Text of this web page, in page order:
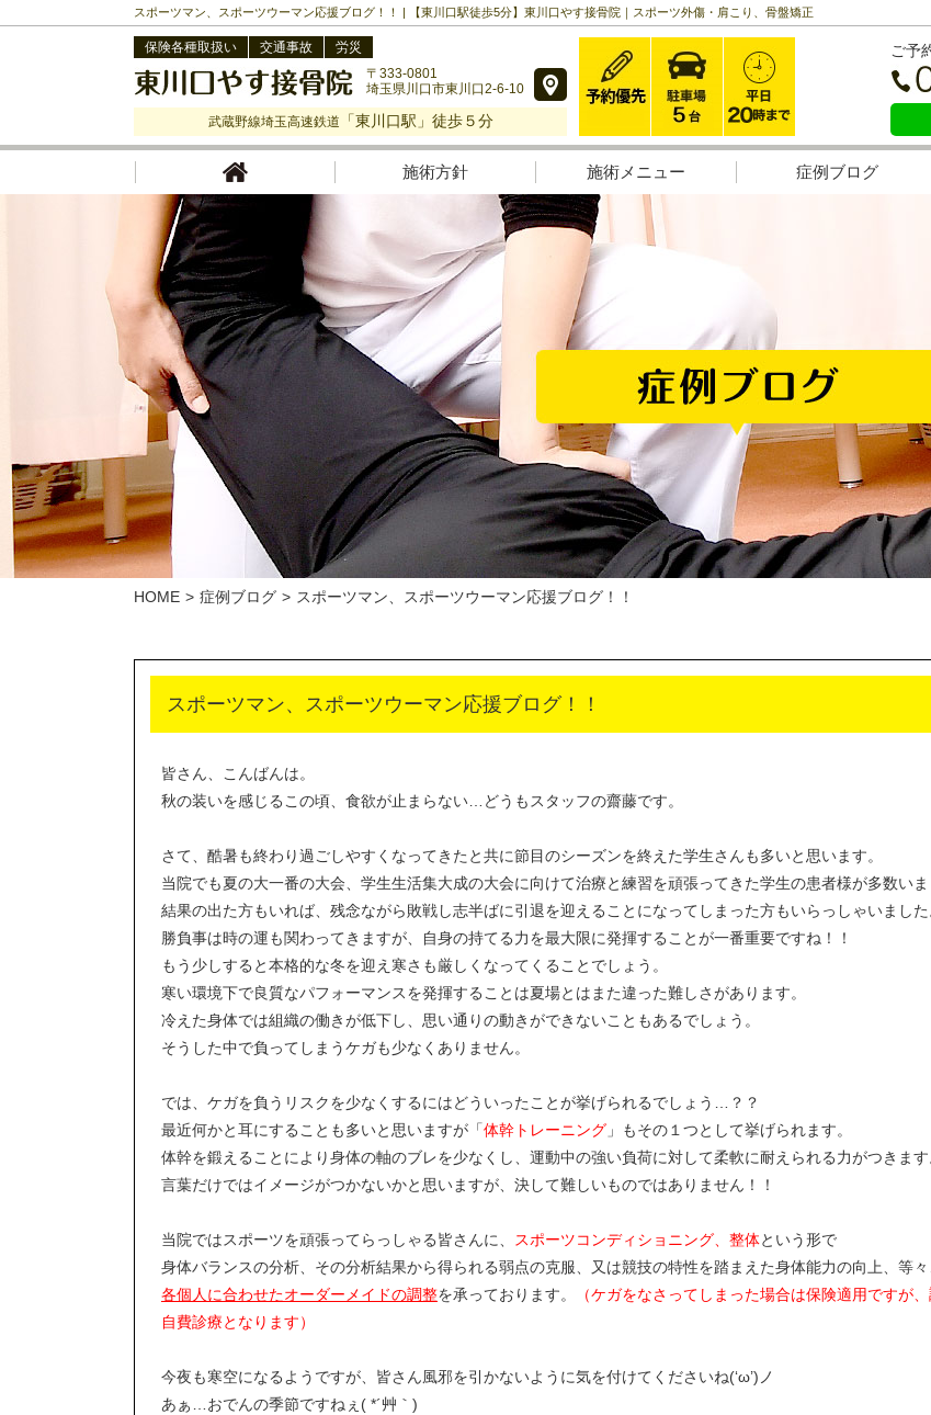
スポーツマン、スポーツウーマン応援ブログ！！ | 【東川口駅徒歩5分】東川口やす接骨院｜スポーツ外傷・肩こり、骨盤矯正
保険各種取扱い 交通事故
労災
〒333-0801
埼玉県川口市東川口2-6-10
武蔵野線埼玉高速鉄道 「東川口駅」徒歩５分
ご予
施術方針 施術メニュー 症例ブログ
HOME 症例ブログ スポーツマン、スポーツウーマン応援ブログ！！
スポーツマン、スポーツウーマン応援ブログ！！
皆さん、こんばんは。
秋の装いを感じるこの頃、食欲が止まらない…どうもスタッフの齋藤です。
さて、酷暑も終わり過ごしやすくなってきたと共に節目のシーズンを終えた学生さんも多いと思います。
当院でも夏の大一番の大会、学生生活集大成の大会に向けて治療と練習を頑張ってきた学生の患者様が多数いま
結果の出た方もいれば、残念ながら敗戦し志半ばに引退を迎えることになってしまった方もいらっしゃいました
勝負事は時の運も関わってきますが、自身の持てる力を最大限に発揮することが一番重要ですね！！
もう少しすると本格的な冬を迎え寒さも厳しくなってくることでしょう。
寒い環境下で良質なパフォーマンスを発揮することは夏場とはまた違った難しさがあります。
冷えた身体では組織の働きが低下し、思い通りの動きができないこともあるでしょう。
そうした中で負ってしまうケガも少なくありません。
では、ケガを負うリスクを少なくするにはどういったことが挙げられるでしょう…？？
最近何かと耳にすることも多いと思いますが「体幹トレーニング 」もその１つとして挙げられます。
体幹を鍛えることにより身体の軸のブレを少なくし、運動中の強い負荷に対して柔軟に耐えられる力がつきます
言葉だけではイメージがつかないかと思いますが、決して難しいものではありません！！
当院ではスポーツを頑張ってらっしゃる皆さんに、 スポーツコンディショニング、整体という形で
身体バランスの分析、その分析結果から得られる弱点の克服、又は競技の特性を踏まえた身体能力の向上、等々
各個人に合わせたオーダーメイドの調整を承っております。
（ケガをなさってしまった場合は保険適用ですが
自費診療となります）
今夜も寒空になるようですが、皆さん風邪を引かないように気を付けてくださいね(‘ω’)ノ
あぁ…おでんの季節ですねぇ( *´艸｀)